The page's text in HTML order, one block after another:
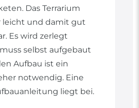
Das Terrarium
leicht und damit gut
Es wird zerlegt
selbst aufgebaut
Aufbau ist ein
notwendig. Eine
liegt bei.